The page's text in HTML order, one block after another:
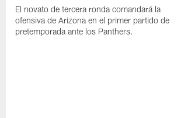
El novato de tercera ronda comandará la
ofensiva de Arizona en el primer partido de
pretemporada ante los Panthers.